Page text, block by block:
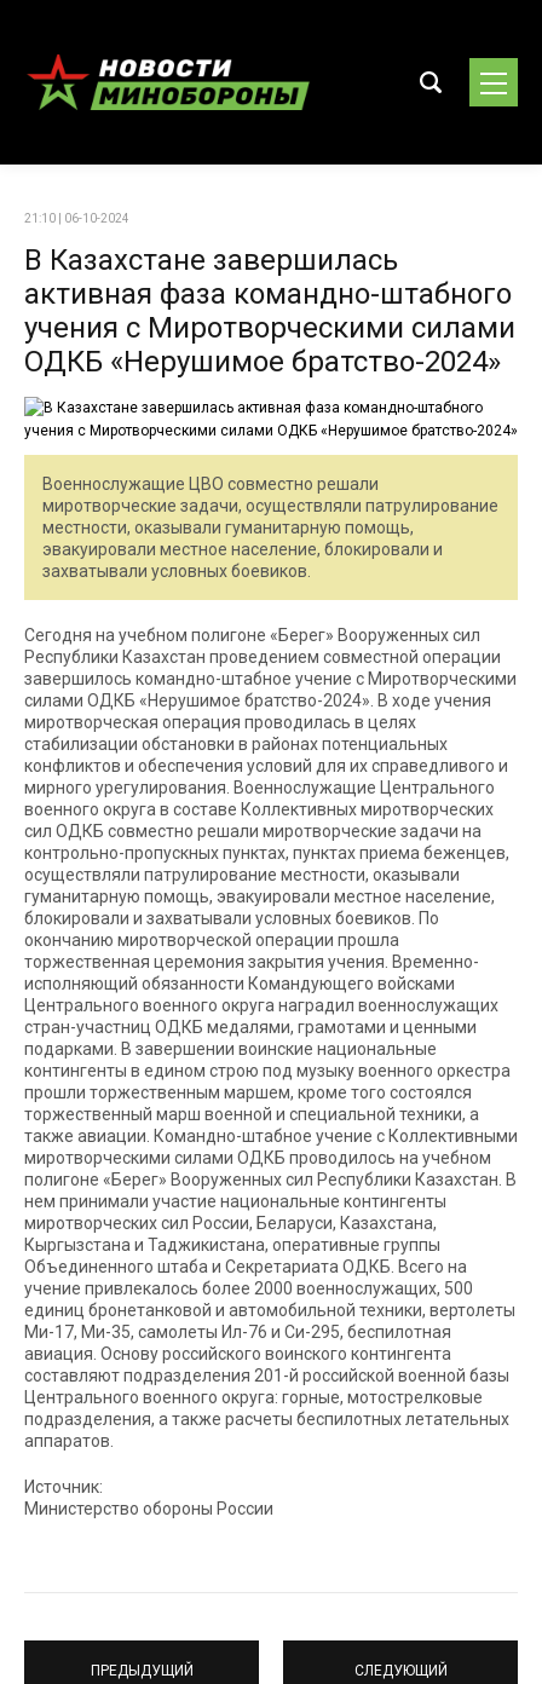
21:10 | 06-10-2024
В Казахстане завершилась
активная фаза командно-штабного
учения с Миротворческими силами
ОДКБ «Нерушимое братство-2024»
Военнослужащие ЦВО совместно решали
миротворческие задачи, осуществляли патрулирование
местности, оказывали гуманитарную помощь,
эвакуировали местное население, блокировали и
захватывали условных боевиков.
Сегодня на учебном полигоне «Берег» Вооруженных сил
Республики Казахстан проведением совместной операции
завершилось командно-штабное учение с Миротворческими
силами ОДКБ «Нерушимое братство-2024». В ходе учения
миротворческая операция проводилась в целях
стабилизации обстановки в районах потенциальных
конфликтов и обеспечения условий для их справедливого и
мирного урегулирования. Военнослужащие Центрального
военного округа в составе Коллективных миротворческих
сил ОДКБ совместно решали миротворческие задачи на
контрольно-пропускных пунктах, пунктах приема беженцев,
осуществляли патрулирование местности, оказывали
гуманитарную помощь, эвакуировали местное население,
блокировали и захватывали условных боевиков. По
окончанию миротворческой операции прошла
торжественная церемония закрытия учения. Временно-
исполняющий обязанности Командующего войсками
Центрального военного округа наградил военнослужащих
стран-участниц ОДКБ медалями, грамотами и ценными
подарками. В завершении воинские национальные
контингенты в едином строю под музыку военного оркестра
прошли торжественным маршем, кроме того состоялся
торжественный марш военной и специальной техники, а
также авиации. Командно-штабное учение с Коллективными
миротворческими силами ОДКБ проводилось на учебном
полигоне «Берег» Вооруженных сил Республики Казахстан. В
нем принимали участие национальные контингенты
миротворческих сил России, Беларуси, Казахстана,
Кыргызстана и Таджикистана, оперативные группы
Объединенного штаба и Секретариата ОДКБ. Всего на
учение привлекалось более 2000 военнослужащих, 500
единиц бронетанковой и автомобильной техники, вертолеты
Ми-17, Ми-35, самолеты Ил-76 и Си-295, беспилотная
авиация. Основу российского воинского контингента
составляют подразделения 201-й российской военной базы
Центрального военного округа: горные, мотострелковые
подразделения, а также расчеты беспилотных летательных
аппаратов.
Источник:
Министерство обороны России
ПРЕДЫДУЩИЙ СЛЕДУЮЩИЙ